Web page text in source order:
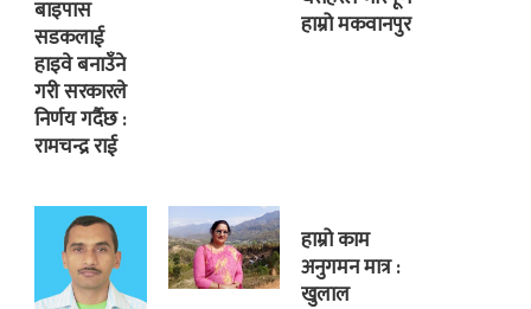
बाइपास
सडकलाई
हाइवे बनाउँने
गरी सरकारले
निर्णय गर्दैछ :
रामचन्द्र राई
हाम्रो मकवानपुर
हाम्रो काम
अनुगमन मात्र :
खुलाल